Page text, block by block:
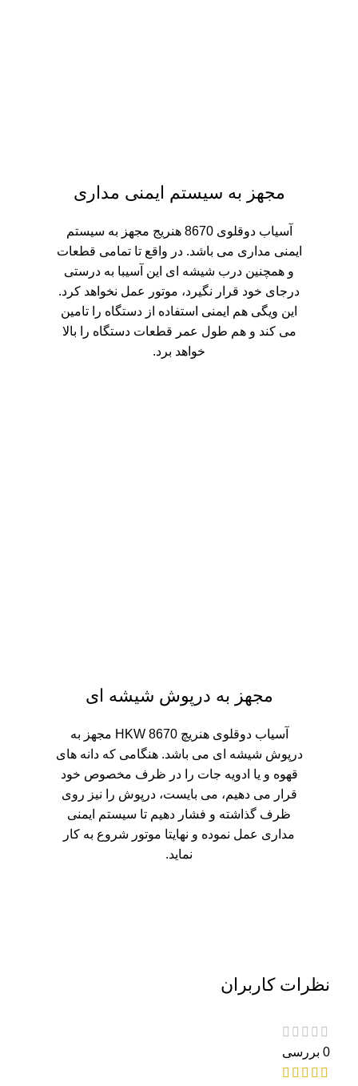
مجهز به سیستم ایمنی مداری
آسیاب دوقلوی 8670 هنریج مجهز به سیستم
ایمنی مداری می باشد. در واقع تا تمامی قطعات
و همچنین درب شیشه ای این آسیبا به درستی
درجای خود قرار نگیرد، موتور عمل نخواهد کرد.
این ویگی هم ایمنی استفاده از دستگاه را تامین
می کند و هم طول عمر قطعات دستگاه را بالا
خواهد برد.
مجهز به درپوش شیشه ای
آسیاب دوقلوی هنریچ HKW 8670 مجهز به
درپوش شیشه ای می باشد. هنگامی که دانه های
قهوه و یا ادویه جات را در ظرف مخصوص خود
قرار می دهیم، می بایست، درپوش را نیز روی
ظرف گذاشته و فشار دهیم تا سیستم ایمنی
مداری عمل نموده و نهایتا موتور شروع به کار
نماید.
نظرات کاربران
0 بررسی